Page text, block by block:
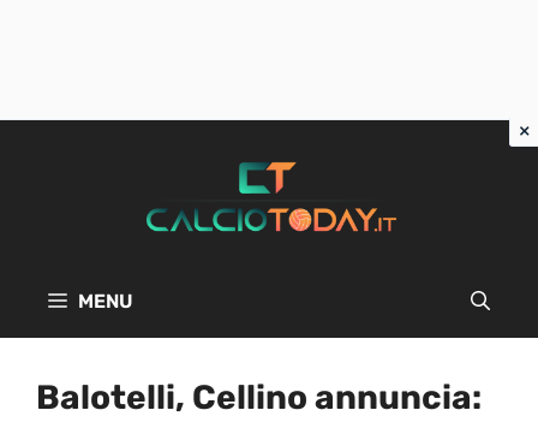
MENU
Balotelli, Cellino annuncia: